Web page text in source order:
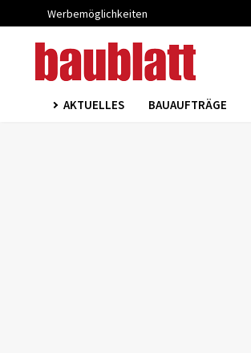
Werbemöglichkeiten
AKTUELLES BAUAUFTRÄGE